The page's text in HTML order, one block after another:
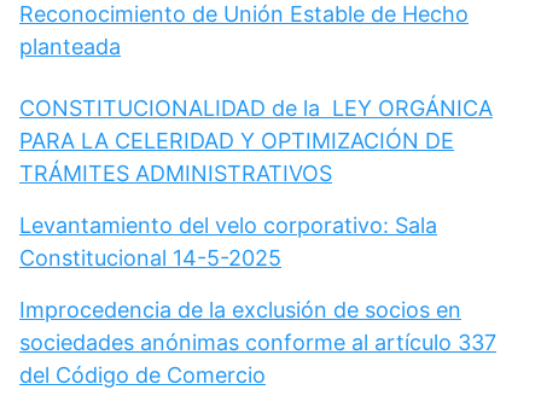
Reconocimiento de Unión Estable de Hecho
planteada
CONSTITUCIONALIDAD de la LEY ORGÁNICA
PARA LA CELERIDAD Y OPTIMIZACIÓN DE
TRÁMITES ADMINISTRATIVOS
Levantamiento del velo corporativo: Sala
Constitucional 14-5-2025
Improcedencia de la exclusión de socios en
sociedades anónimas conforme al artículo 337
del Código de Comercio